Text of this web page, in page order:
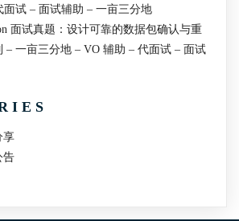
面试 – 面试辅助 – 一亩三分地
面试真题：设计可靠的数据包确认与重
– 一亩三分地 – VO 辅助 – 代面试 – 面试
享
告